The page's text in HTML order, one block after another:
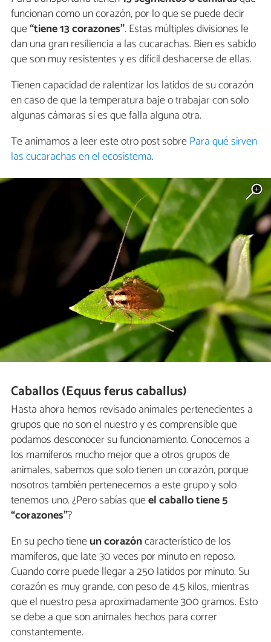
funcionan como un corazón, por lo que se puede decir
que“tiene 13 corazones”. Estas múltiples divisiones le
dan una gran resiliencia a las cucarachas. Bien es sabido
que son muy resistentes y es difícil deshacerse de ellas.
Tienen capacidad de ralentizar los latidos de su corazón
en caso de que la temperatura baje o trabajar con solo
algunas cámaras si es que falla alguna otra.
Te animamos a leer este otro post sobrePara qué sirven
las cucarachas en el ecosistema.
Caballos (Equus ferus caballus)
Hasta ahora hemos revisado animales pertenecientes a
grupos que no son el nuestro y es comprensible que
podamos desconocer su funcionamiento. Conocemos a
los mamíferos mucho mejor que a otros grupos de
animales, sabemos que solo tienen un corazón, porque
nosotros también pertenecemos a este grupo y solo
tenemos uno. ¿Pero sabías queel caballo tiene 5
“corazones”?
En su pecho tieneun corazóncaracterístico de los
mamíferos, que late 30 veces por minuto en reposo.
Cuando corre puede llegar a 250 latidos por minuto. Su
corazón es muy grande, con peso de 4.5 kilos, mientras
que el nuestro pesa aproximadamente 300 gramos. Esto
se debe a que son animales hechos para correr
constantemente.